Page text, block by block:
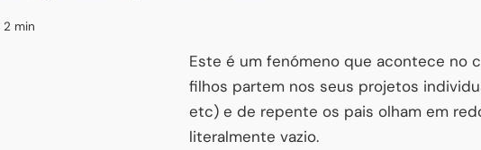
2 min
Este é um fenómeno que acontece no
filhos partem nos seus projetos
etc) e de repente os pais olham em
literalmente vazio.